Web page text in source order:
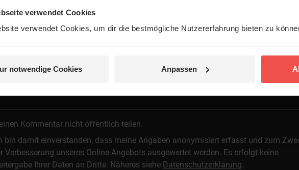
verwendet Cookies
verwendet Cookies, um dir die bestmögliche Nutzererfahrung bieten zu
notwendige Cookies Anpassen
Kommentar nicht öffentlich teilen.
bin damit einverstanden, dass meine Angaben anonymisiert erfasst und zum
Verbesserung unseres Online-Angebots ausgewertet werden. Es erfolgt keine
Ihrer Daten an Dritte. Näheres siehe Datenschutzerklärung.